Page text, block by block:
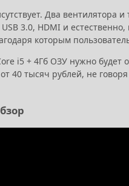
Два вентилятора
3.0, HDMI и
которым
i5 + 4Гб ОЗУ нужно будет
40 тысяч рублей, не